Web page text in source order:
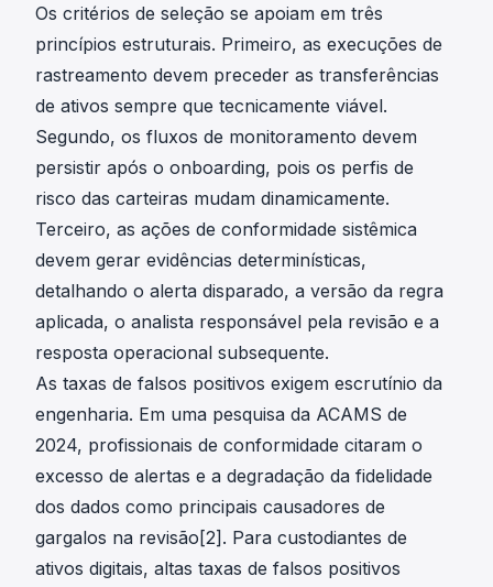
Os critérios de seleção se apoiam em três
princípios estruturais. Primeiro, as execuções de
rastreamento devem preceder as transferências
de ativos sempre que tecnicamente viável.
Segundo, os fluxos de monitoramento devem
persistir após o onboarding, pois os perfis de
risco das carteiras mudam dinamicamente.
Terceiro, as ações de conformidade sistêmica
devem gerar evidências determinísticas,
detalhando o alerta disparado, a versão da regra
aplicada, o analista responsável pela revisão e a
resposta operacional subsequente.
As taxas de falsos positivos exigem escrutínio da
engenharia. Em uma pesquisa da ACAMS de
2024, profissionais de conformidade citaram o
excesso de alertas e a degradação da fidelidade
dos dados como principais causadores de
gargalos na revisão[2]. Para custodiantes de
ativos digitais, altas taxas de falsos positivos